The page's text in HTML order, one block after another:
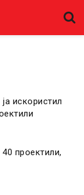
искористил
проектили,